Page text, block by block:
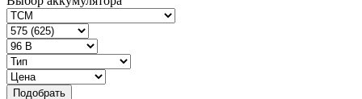
Подобрать